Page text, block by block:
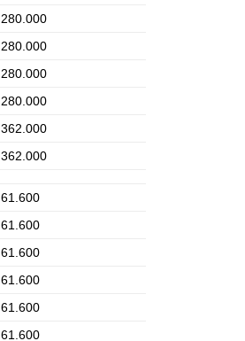
280.000
280.000
280.000
280.000
362.000
362.000
61.600
61.600
61.600
61.600
61.600
61.600